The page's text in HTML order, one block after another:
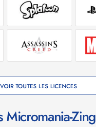
VOIR TOUTES LES LICENCES
Micromania-Zing